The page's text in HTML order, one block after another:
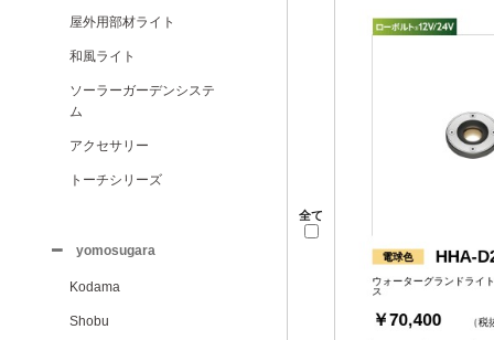
屋外用部材ライト
和風ライト
ソーラーガーデンシステ
ム
アクセサリー
トーチシリーズ
yomosugara
Kodama
Shobu
全て